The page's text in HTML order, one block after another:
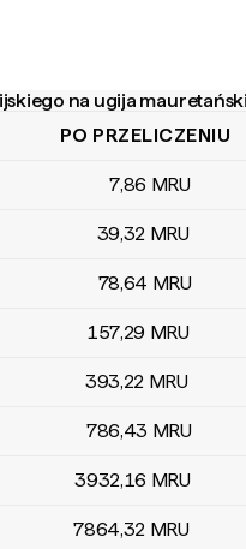
na ugija
na ugija mauretańskiej
PO PRZELICZENIU
7,86 MRU
39,32 MRU
78,64 MRU
157,29 MRU
393,22 MRU
786,43 MRU
3932,16 MRU
7864,32 MRU